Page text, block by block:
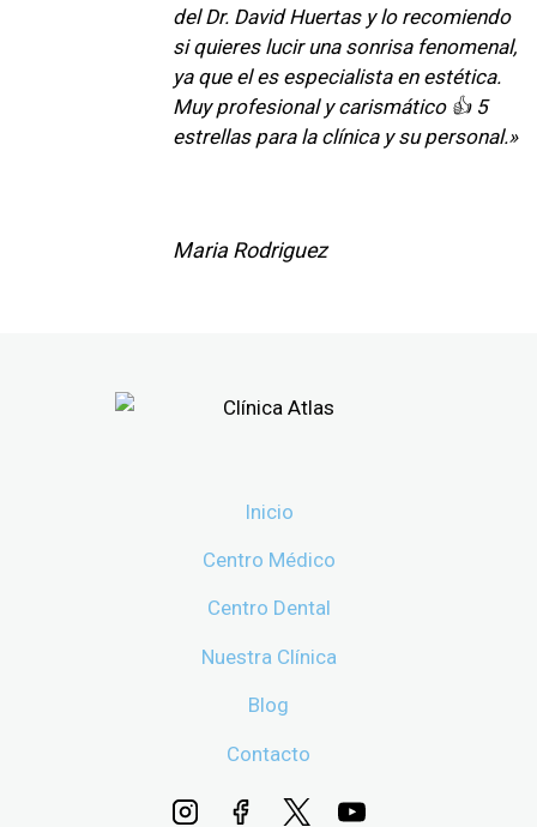
del Dr. David Huertas y lo recomiendo
si quieres lucir una sonrisa fenomenal,
ya que el es especialista en estética.
Muy profesional y carismático 👍 5
estrellas para la clínica y su personal.»
Maria Rodriguez
Inicio
Centro Médico
Centro Dental
Nuestra Clínica
Blog
Contacto